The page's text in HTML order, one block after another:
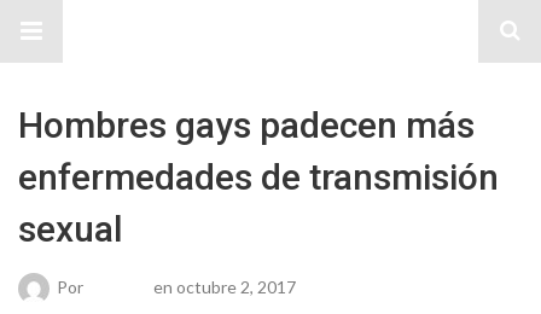
Hombres gays padecen más
enfermedades de transmisión
sexual
Por en octubre 2, 2017